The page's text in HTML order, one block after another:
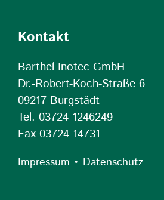
Kontakt
Barthel Inotec GmbH
Dr.-Robert-Koch-Straße 6
09217 Burgstädt
Tel. 03724 1246249
Fax 03724 14731
Impressum • Datenschutz